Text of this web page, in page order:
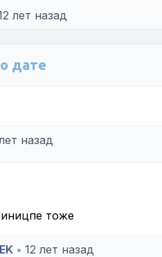
лет назад
дате
назад
тоже
• 12 лет назад